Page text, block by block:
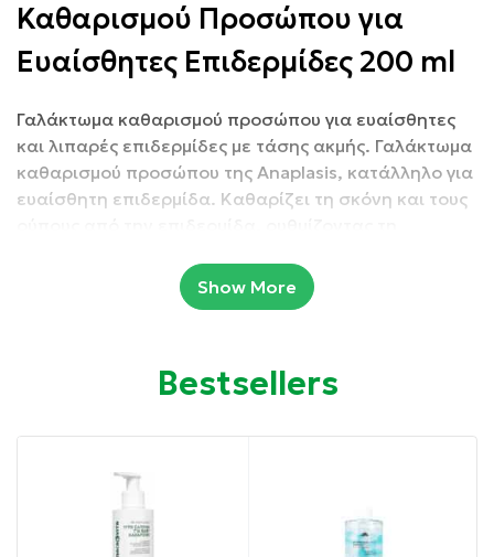
Καθαρισμού Προσώπου για
Ευαίσθητες Επιδερμίδες 200 ml
Γαλάκτωμα καθαρισμού προσώπου για ευαίσθητες
και λιπαρές επιδερμίδες με τάσης ακμής. Γαλάκτωμα
καθαρισμού προσώπου της Anaplasis, κατάλληλο για
ευαίσθητη επιδερμίδα. Καθαρίζει τη σκόνη και τους
κάνοντάς τη πιο λαμπερή.
Συσκευασία: 200 ml
Ιδιότητες:
Show More
Bestsellers